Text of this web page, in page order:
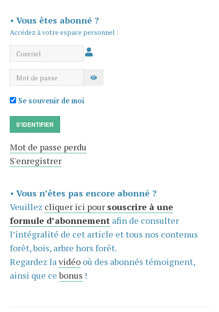
• Vous êtes abonné ?
Accédez à votre espace personnel :
Courriel
Mot de passe AFFICHER LE MOT DE PASSE
Se souvenir de moi
S'IDENTIFIER
Mot de passe perdu
S'enregistrer
• Vous n’êtes pas encore abonné ?
Veuillez cliquer ici pour souscrire à une
formule d’abonnement afin de consulter
l’intégralité de cet article et tous nos contenus
forêt, bois, arbre hors forêt.
Regardez lavidéo où des abonnés témoignent,
ainsi que cebonus !